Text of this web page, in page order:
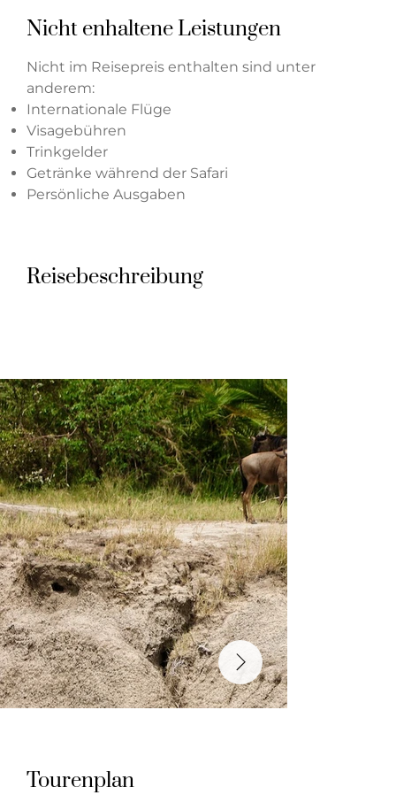
Nicht enhaltene Leistungen
Nicht im Reisepreis enthalten sind unter
anderem:
Internationale Flüge
Visagebühren
Trinkgelder
Getränke während der Safari
Persönliche Ausgaben
Reisebeschreibung
Tourenplan